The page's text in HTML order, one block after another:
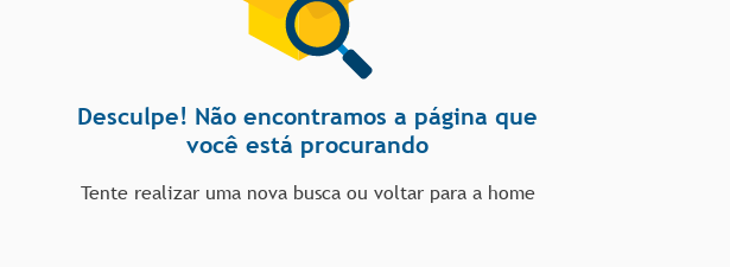
Desculpe! Não encontramos a página que
você está procurando
Tente realizar uma nova busca ou voltar para a home